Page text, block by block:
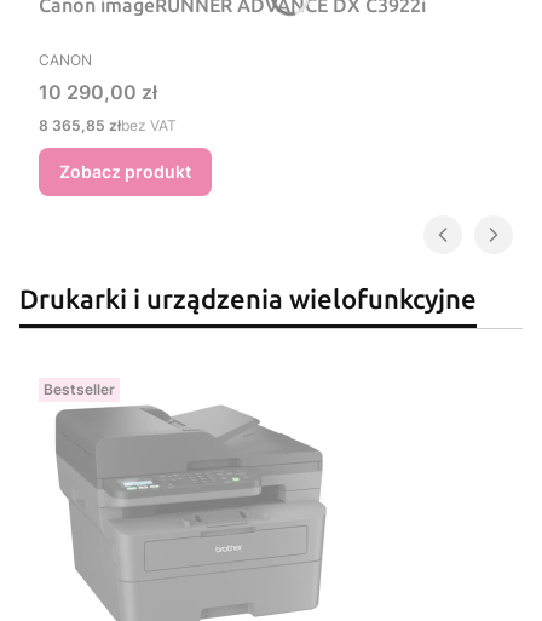
Canon imageRUNNER ADVANCE DX C3922i
PRODUCENT
CANON
Cena
10 290,00 zł
Cena
8 365,85 złbez VAT
Zobacz produkt
Drukarki i urządzenia wielofunkcyjne
Bestseller